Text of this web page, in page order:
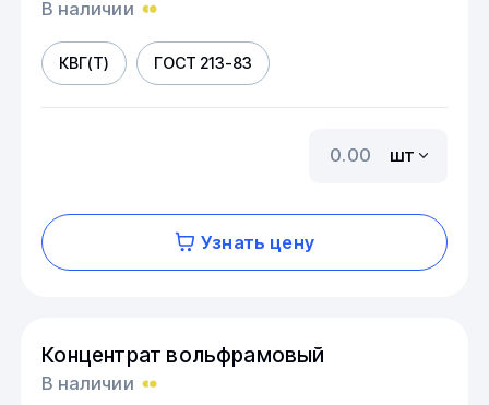
В наличии
КВГ(Т) ГОСТ 213-83
шт
Узнать цену
Концентрат вольфрамовый
В наличии